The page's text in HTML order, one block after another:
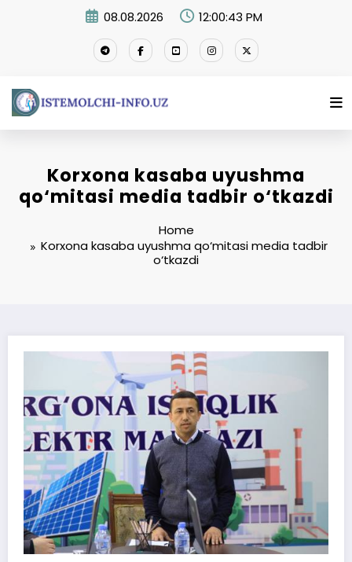
08.08.2026 12:00:43 PM
Korxona kasaba uyushma
qo‘mitasi media tadbir o‘tkazdi
Home
Korxona kasaba uyushma qo‘mitasi media tadbir
o‘tkazdi